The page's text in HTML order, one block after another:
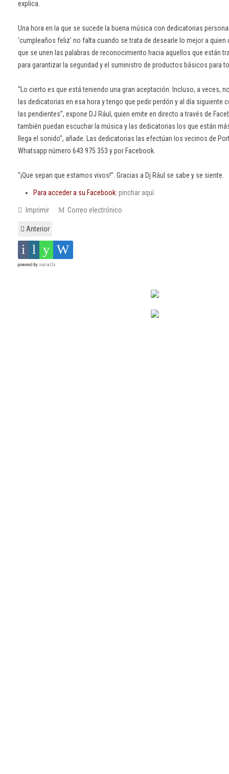
explica.
Una hora en la que se sucede la buena música con dedicatorias
‘cumpleaños feliz’ no falta cuando se trata de desearle lo mejor a
que se unen las palabras de reconocimiento hacia aquellos que están
para garantizar la seguridad y el suministro de productos básicos para
“Lo cierto es que está teniendo una gran aceptación. Incluso, a veces,
las dedicatorias en esa hora y tengo que pedir perdón y al día siguiente
las pendientes”, expone DJ Rául, quien emite en directo a través de
también puedan escuchar la música y las dedicatorias los que están
llega el sonido”, añade. Las dedicatorias las efectúan los vecinos de
Whatsapp número 643 975 353 y por Facebook.
“¡Que sepan que estamos vivos!”. Gracias a Dj Rául se sabe y se siente.
Para acceder a su Facebook: pinchar aquí
Imprimir Correo electrónico
Anterior
powered by social2s